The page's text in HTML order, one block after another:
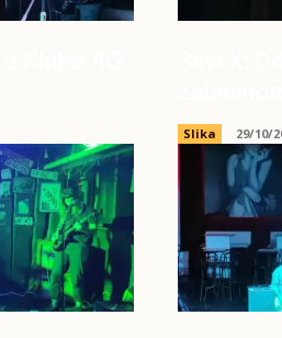
Slika 29/10/